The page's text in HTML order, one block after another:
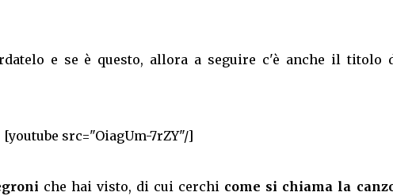
e se è questo, allora a seguire c'è anche il titolo
[youtube src="OiagUm-7rZY"/]
che hai visto, di cui cerchi come si chiama la